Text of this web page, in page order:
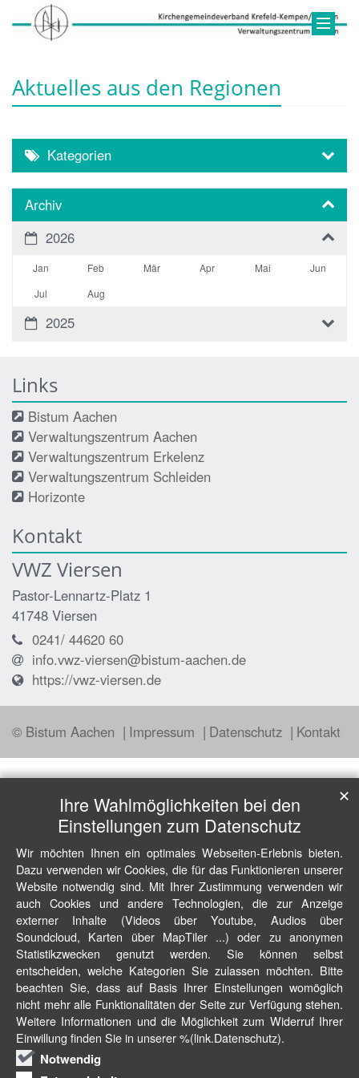
Aktuelles aus den Regionen
Kategorien
Archiv
2026
Jan Feb Mär Apr Mai
Jun
Jul
Aug
2025
Links
Bistum Aachen
Verwaltungszentrum Aachen
Verwaltungszentrum Erkelenz
Verwaltungszentrum Schleiden
Horizonte
Kontakt
VWZ Viersen
Pastor-Lennartz-Platz 1
41748 Viersen
0241/ 44620 60
info.vwz-viersen@bistum-aachen.de
https://vwz-viersen.de
© Bistum Aachen Impressum Datenschutz Kontakt
Ihre Wahlmöglichkeiten bei den
Einstellungen zum Datenschutz
Wir möchten Ihnen ein optimales Webseiten-Erlebnis bieten.
Dazu verwenden wir Cookies, die für das Funktionieren unserer
Website notwendig sind. Mit Ihrer Zustimmung verwenden wir
auch Cookies und andere Technologien, die zur Anzeige
externer Inhalte (Videos über Youtube, Audios über
Soundcloud, Karten über MapTiler ...) oder zu anonymen
Statistikzwecken genutzt werden. Sie können selbst
entscheiden, welche Kategorien Sie zulassen möchten. Bitte
beachten Sie, dass auf Basis Ihrer Einstellungen womöglich
nicht mehr alle Funktionalitäten der Seite zur Verfügung stehen.
Weitere Informationen und die Möglichkeit zum Widerruf Ihrer
Einwillung finden Sie in unserer %(link.Datenschutz).
Notwendig
✕